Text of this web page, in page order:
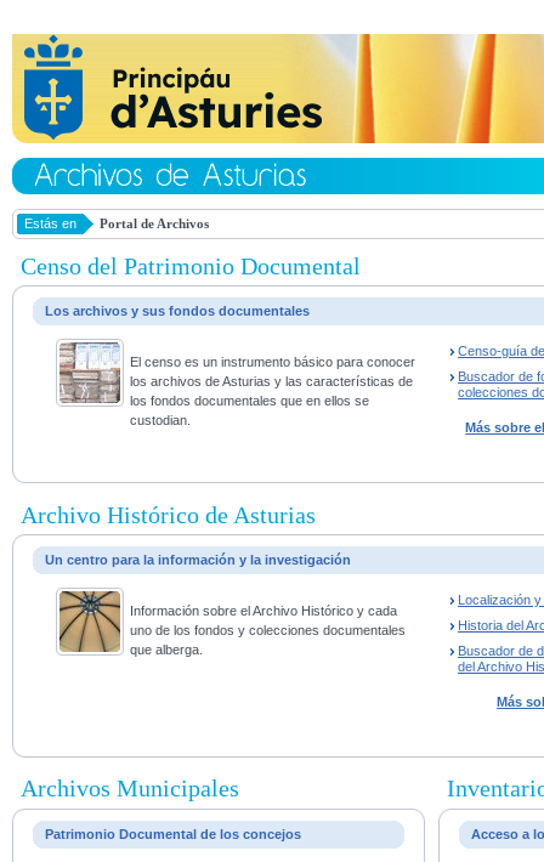
Estás en Portal de Archivos
Censo del Patrimonio Documental
Los archivos y sus fondos documentales
El censo es un instrumento básico para conocer
los archivos de Asturias y las características de
los fondos documentales que en ellos se
custodian.
Censo-guía
Buscador de
colecciones
Más sobre
Archivo Histórico de Asturias
Un centro para la información y la investigación
Información sobre el Archivo Histórico y cada
uno de los fondos y colecciones documentales
que alberga.
Localización
Historia del
Buscador de
del Archivo
Más
Archivos Municipales
Patrimonio Documental de los concejos Acceso a